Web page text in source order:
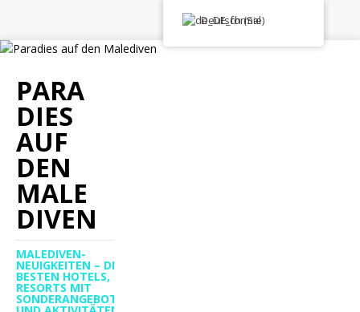
PARA
DIES
AUF
DEN
MALE
DIVEN
MALEDIVEN-
NEUIGKEITEN – DIE
BESTEN HOTELS,
RESORTS MIT
SONDERANGEBOTEN
Deutsch (Sie)